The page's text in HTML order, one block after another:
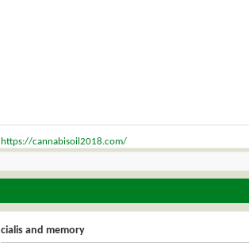
https://cannabisoil2018.com/
cialis and memory